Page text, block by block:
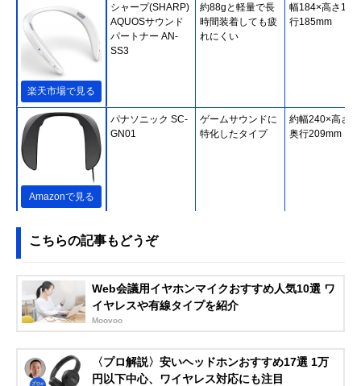
楽天市場で見る
シャープ(SHARP)
AQUOSサウンド
パートナー AN-
SS3
約88gと軽量で長
時間装着しても疲
れにくい
幅184×高さ18×
行185mm
Amazonで見る
パナソニック SC-
GN01
ゲームサウンドに
特化したタイプ
約幅240×高さ
奥行209mm
Amazonで見る
AQUOSサウンド
ソニー SRS-WS1
低遅延ワイヤレス
こちらの記事もどうぞ
Web会議用イヤホンマイクおすすめ人気10選 ワ
イヤレスや有線タイプを紹介
Moovoo
〈プロ解説〉安いヘッドホンおすすめ17選 1万
円以下中心、ワイヤレス対応にも注目